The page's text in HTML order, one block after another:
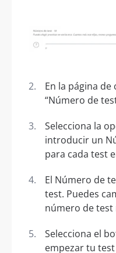
En la página
“Número de
Selecciona la
introducir un
para cada test
El Número de
test. Puedes
número de test
Selecciona el
empezar tu